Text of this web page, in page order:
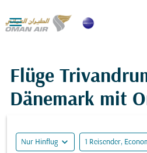

Flüge
Dänemark mit
Nur Hinflug expand_more 1 Reisender,